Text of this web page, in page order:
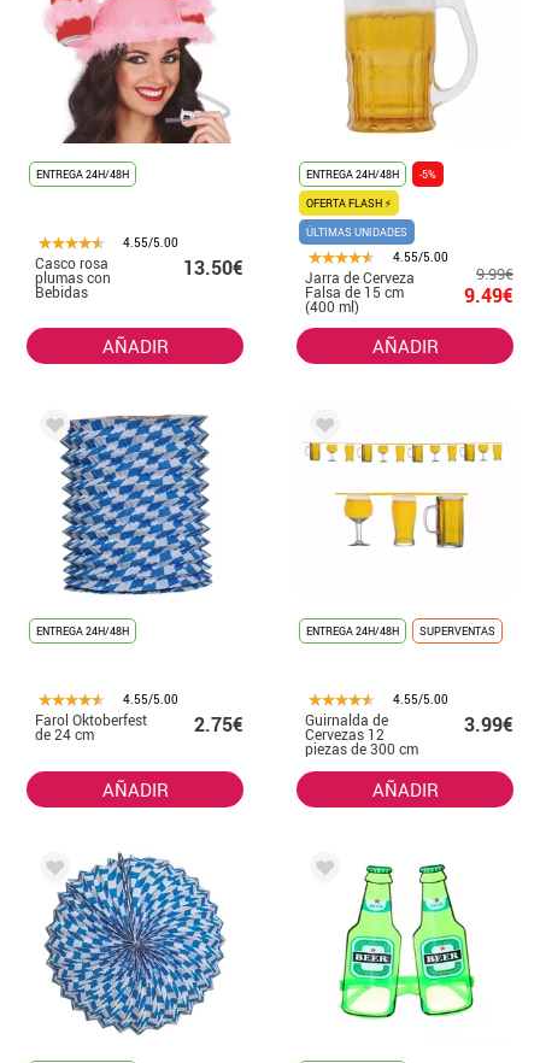
ENTREGA 24H/48H
4.55/5.00
Casco rosa
plumas con
Bebidas
13.50€
AÑADIR
ENTREGA 24H/48H
-5%
OFERTA FLASH ⚡
ÚLTIMAS UNIDADES
4.55/5.00
Jarra de Cerveza
Falsa de 15 cm
(400 ml)
9.99€
9.49€
AÑADIR
ENTREGA 24H/48H
4.55/5.00
Farol Oktoberfest
de 24 cm 2.75€
AÑADIR
ENTREGA 24H/48H SUPERVENTAS
4.55/5.00
Guirnalda de
Cervezas 12
piezas de 300 cm
3.99€
AÑADIR